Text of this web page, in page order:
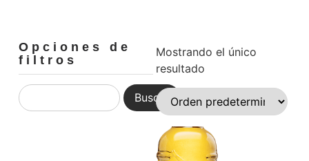
Opciones de
filtros
Buscar
Mostrando el único
resultado